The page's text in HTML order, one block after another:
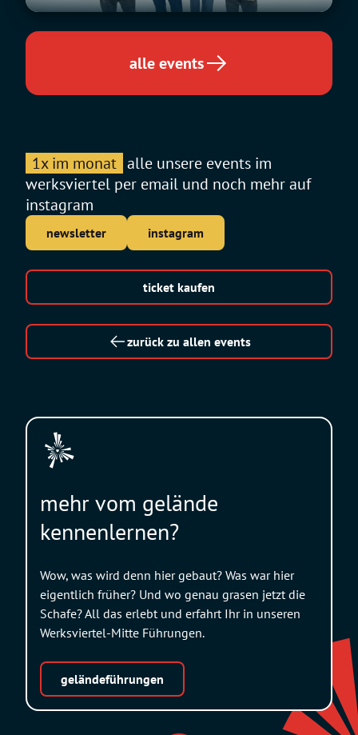
alle events
1x im monat alle unsere events im
werksviertel per email und noch mehr auf
instagram
newsletter instagram
ticket kaufen
zurück zu allen events
mehr vom gelände
kennenlernen?
Wow, was wird denn hier gebaut? Was war hier
eigentlich früher? Und wo genau grasen jetzt die
Schafe? All das erlebt und erfahrt Ihr in unseren
Werksviertel-Mitte Führungen.
geländeführungen